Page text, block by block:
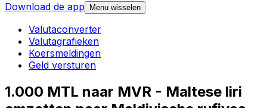
Download de app
Menu wisselen
Valutaconverter
Valutagrafieken
Koersmeldingen
Geld versturen
1.000 MTL naar MVR - Maltese liri